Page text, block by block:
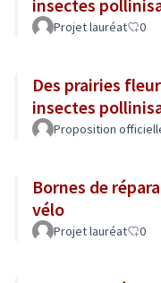
insectes
Projet lauréat 0
Des prairies
insectes
Proposition
Bornes de
vélo
Projet lauréat 0